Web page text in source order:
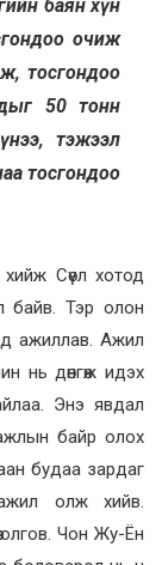
баян хүн
очиж
тосгондоо
50 тонн
тэжээл
тосгондоо
хийж Сөүл хотод
байв. Тэр олон
ажиллав. Ажил
нь дөнгөж идэх
Энэ явдал
байр олох
будаа зардаг
олж хийв.
олгов. Чон Жу-Ён